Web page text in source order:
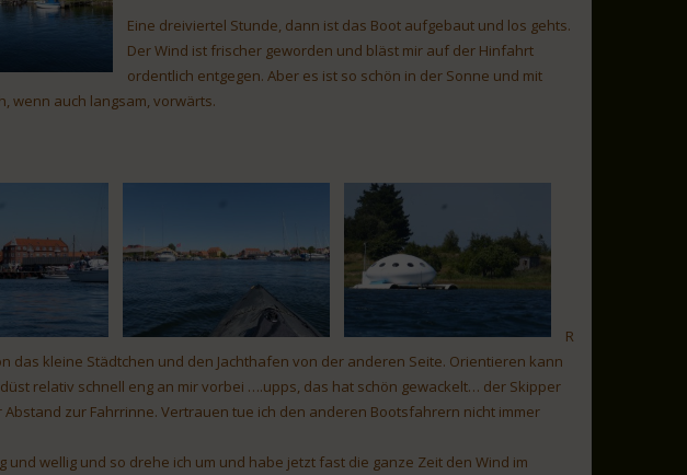
Eine dreiviertel Stunde, dann ist das Boot aufgebaut und los gehts.
Der Wind ist frischer geworden und bläst mir auf der Hinfahrt
ordentlich entgegen. Aber es ist so schön in der Sonne und mit
wenn auch langsam, vorwärts.
R
das kleine Städtchen und den Jachthafen von der anderen Seite. Orientieren kann
relativ schnell eng an mir vorbei ….upps, das hat schön gewackelt… der Skipper
zur Fahrrinne. Vertrauen tue ich den anderen Bootsfahrern nicht immer
und wellig und so drehe ich um und habe jetzt fast die ganze Zeit den Wind im